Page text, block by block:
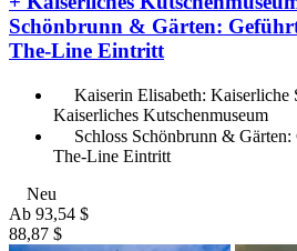
Schönbrunn & Gärten:
The-Line Eintritt
Kaiserin Elisabeth: Kaiserliche
Kaiserliches Kutschenmuseum
Schloss Schönbrunn &
The-Line Eintritt
Neu
Ab 93,54 $
88,87 $